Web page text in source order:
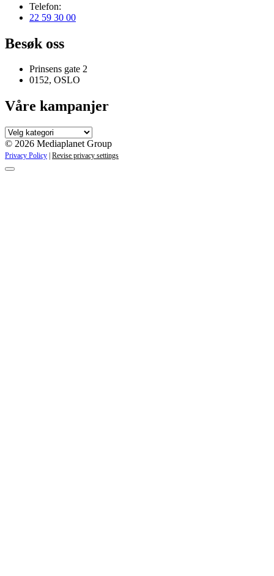
Telefon:
22 59 30 00
Besøk oss
Prinsens gate 2
0152, OSLO
Våre kampanjer
Våre
kampanjer
© 2026 Mediaplanet Group
Privacy Policy Revise privacy settings